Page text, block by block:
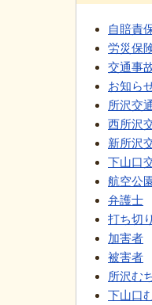
自賠責
労災保
交通事
お知ら
所沢交
西所沢
新所沢
下山口
航空公
弁護士
打ち切り
加害者
被害者
所沢む
下山口